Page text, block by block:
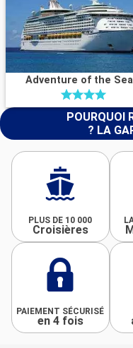
Adventure of the
POURQUOI
? LA
PLUS DE 10 000
Croisières
PAIEMENT SÉCURISÉ
en 4 fois